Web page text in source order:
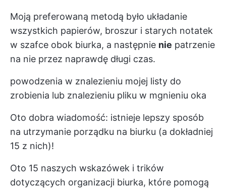
Moją preferowaną metodą było układanie
wszystkich papierów, broszur i starych notatek
w szafce obok biurka, a następnie nie patrzenie
na nie przez naprawdę długi czas.
powodzenia w znalezieniu mojej listy do
zrobienia lub znalezieniu pliku w mgnieniu oka
Oto dobra wiadomość: istnieje lepszy sposób
na utrzymanie porządku na biurku (a dokładniej
15 z nich)!
Oto 15 naszych wskazówek i trików
dotyczących organizacji biurka, które pomogą